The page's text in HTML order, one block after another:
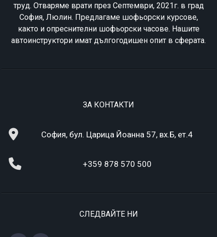
труд. Отваряме врати през Септември, 2021г. в град
София, Люлин. Предлагаме шофьорски курсове,
както и опреснителни шофьорски часове. Нашите
автоинструктори имат дългогодишен опит в сферата.
ЗА КОНТАКТИ
София, бул. Царица Йоанна 57, вх.Б, ет.4
+359 878 570 500
СЛЕДВАЙТЕ НИ